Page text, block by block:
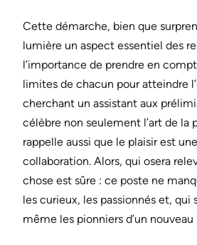
Cette démarche, bien que
lumière un aspect essentiel des
l’importance de prendre en
limites de chacun pour atteindre
cherchant un assistant aux
célèbre non seulement l’art de la
rappelle aussi que le plaisir est
collaboration. Alors, qui osera
chose est sûre : ce poste ne
les curieux, les passionnés et,
même les pionniers d’un